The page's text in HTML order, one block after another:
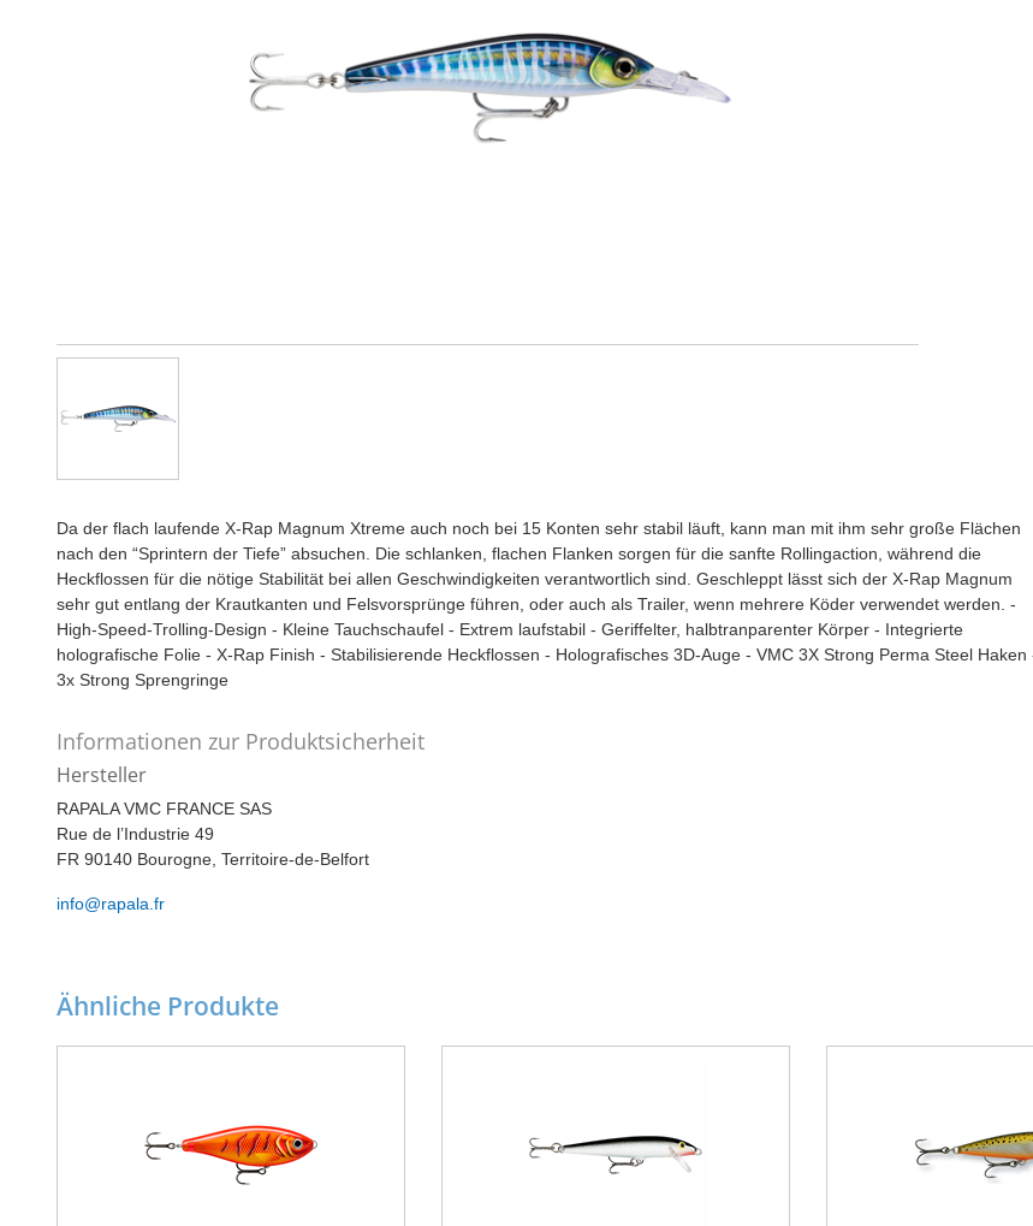
Da der flach laufende X-Rap Magnum Xtreme auch noch bei 15 Konten sehr stabil läuft, kann man mit ihm sehr große Flächen
nach den “Sprintern der Tiefe” absuchen. Die schlanken, flachen Flanken sorgen für die sanfte Rollingaction, während die
Heckflossen für die nötige Stabilität bei allen Geschwindigkeiten verantwortlich sind. Geschleppt lässt sich der X-Rap Magnum
sehr gut entlang der Krautkanten und Felsvorsprünge führen, oder auch als Trailer, wenn mehrere Köder verwendet werden. -
High-Speed-Trolling-Design - Kleine Tauchschaufel - Extrem laufstabil - Geriffelter, halbtranparenter Körper - Integrierte
holografische Folie - X-Rap Finish - Stabilisierende Heckflossen - Holografisches 3D-Auge - VMC 3X Strong Perma Steel Haken
3x Strong Sprengringe
Informationen zur Produktsicherheit
Hersteller
RAPALA VMC FRANCE SAS
Rue de l’Industrie 49
FR 90140 Bourogne, Territoire-de-Belfort
info@rapala.fr
Ähnliche Produkte